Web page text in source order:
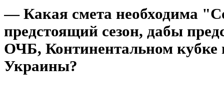
— Какая смета необходима
предстоящий сезон, дабы
ОЧБ, Континентальном кубке
Украины?